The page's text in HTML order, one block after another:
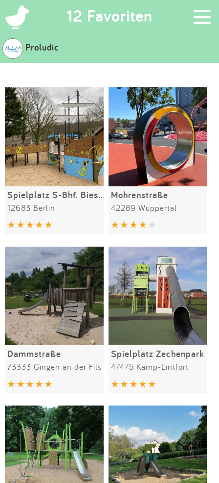
12 Favoriten ×
Suchen
Eintragen
App
Blog
Partner
Kontakt
Impressum
Anmelden
Proludic
Spielplatz S-Bhf. Biesdorf
12683 Berlin
Mohrenstraße
42289 Wuppertal
Dammstraße
73333 Gingen an der Fils
Spielplatz Zechenpark
47475 Kamp-Lintfort